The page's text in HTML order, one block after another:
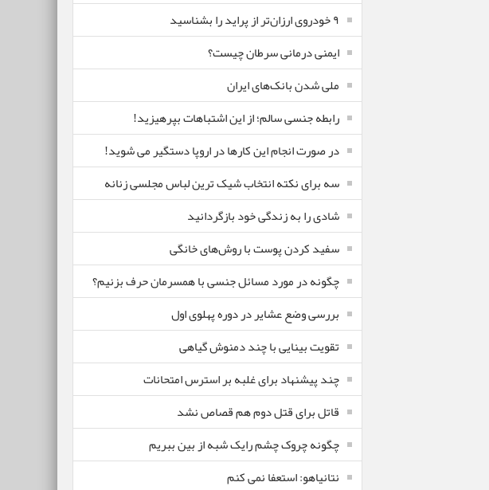
٩ خودروی ارزان‌تر از پراید را بشناسید
ایمنی درمانی سرطان چیست؟
ملی شدن بانک‌های ایران
رابطه جنسی سالم؛ از این اشتباهات بپرهیزید!
در صورت انجام این کارها در اروپا دستگیر می شوید!
سه برای نکته انتخاب شیک ترین لباس مجلسی زنانه
شادی را به زندگی خود بازگردانید
سفید کردن پوست با روش‌های خانگی
چگونه در مورد مسائل جنسی با همسرمان حرف بزنیم؟
بررسی وضع عشایر در دوره پهلوی اول
تقویت بینایی با چند دمنوش گیاهی
چند پیشنهاد برای غلبه بر استرس امتحانات
قاتل برای قتل دوم هم قصاص نشد
چگونه چروک چشم رایک شبه از بین ببریم
نتانیاهو: استعفا نمی کنم